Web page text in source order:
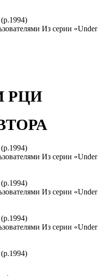
Из серии «Under
РЦИ
Из серии «Under
Из серии «Under
Из серии «Under